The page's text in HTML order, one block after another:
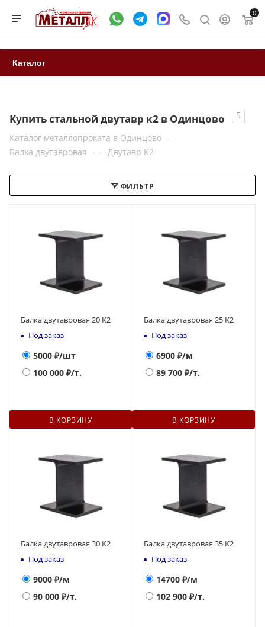
0
Каталог
Купить стальной двутавр к2 в Одинцово
5
Каталог металлопроката в Одинцово —
Балка двутавровая — Двутавр К2
ФИЛЬТР
Балка двутавровая 20 К2
Под заказ
5000 ₽/шт
100 000 ₽/т.
В КОРЗИНУ
Балка двутавровая 25 К2
Под заказ
6900 ₽/м
89 700 ₽/т.
В КОРЗИНУ
Балка двутавровая 30 К2
Под заказ
9000 ₽/м
90 000 ₽/т.
Балка двутавровая 35 К2
Под заказ
14700 ₽/м
102 900 ₽/т.